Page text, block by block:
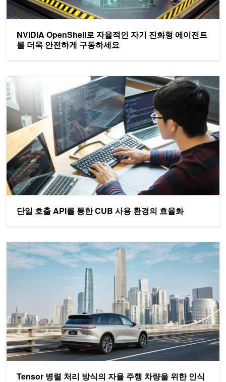
NVIDIA OpenShell로 자율적인 자기 진화형 에이전트
를 더욱 안전하게 구동하세요
단일 호출 API를 통한 CUB 사용 환경의 효율화
단일 호출 API를 통한 CUB 사용 환경의 효율화
Tensor 병렬 처리 방식의 자율 주행 차량을 위한 인식
Tensor 병렬 처리 방식의 자율 주행 차량을 위한 인식 모델 훈련